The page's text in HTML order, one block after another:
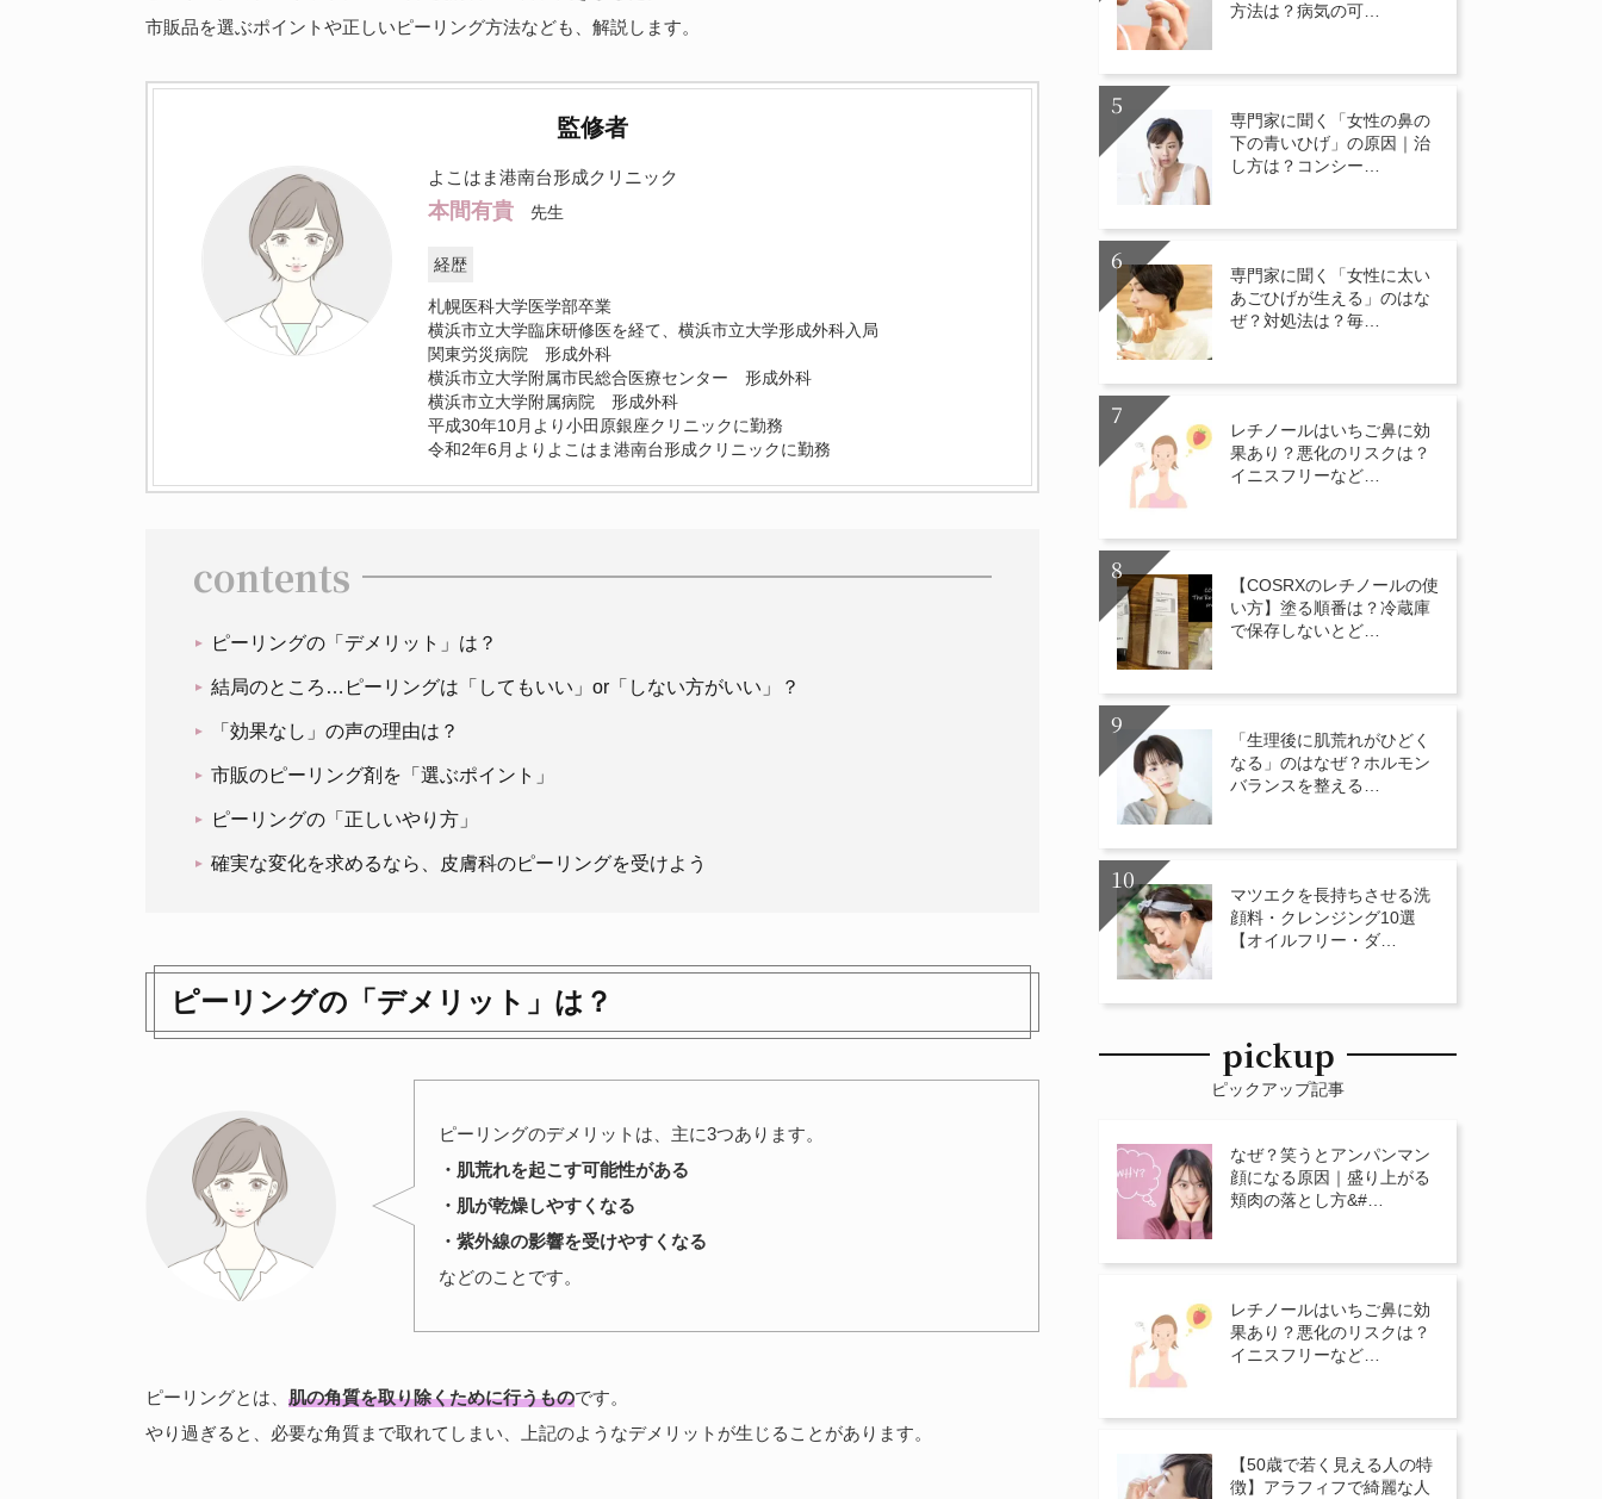
市販品を選ぶポイントや正しいピーリング方法なども、解説します。
監修者
よこはま港南台形成クリニック
本間有貴 先生
経歴
札幌医科大学医学部卒業
横浜市立大学臨床研修医を経て、横浜市立大学形成外科入局
関東労災病院 形成外科
横浜市立大学附属市民総合医療センター 形成外科
横浜市立大学附属病院 形成外科
平成30年10月より小田原銀座クリニックに勤務
令和2年6月よりよこはま港南台形成クリニックに勤務
contents
ピーリングの「デメリット」は？
結局のところ…ピーリングは「してもいい」or「しない方がいい」？
「効果なし」の声の理由は？
市販のピーリング剤を「選ぶポイント」
ピーリングの「正しいやり方」
確実な変化を求めるなら、皮膚科のピーリングを受けよう
ピーリングの「デメリット」は？
ピーリングのデメリットは、主に3つあります。
・肌荒れを起こす可能性がある
・肌が乾燥しやすくなる
・紫外線の影響を受けやすくなる
などのことです。
ピーリングとは、 肌の角質を取り除くために行うものです。
やり過ぎると、必要な角質まで取れてしまい、上記のようなデメリットが生じることがあります。
方法は？病気の可…
専門家に聞く「女性の鼻の
下の青いひげ」の原因｜治
し方は？コンシー…
専門家に聞く「女性に太い
あごひげが生える」のはな
ぜ？対処法は？毎…
レチノールはいちご鼻に効
果あり？悪化のリスクは？
イニスフリーなど…
【COSRXのレチノールの使
い方】塗る順番は？冷蔵庫
で保存しないとど…
「生理後に肌荒れがひどく
なる」のはなぜ？ホルモン
バランスを整える…
マツエクを長持ちさせる洗
顔料・クレンジング10選
【オイルフリー・ダ…
pickup
ピックアップ記事
なぜ？笑うとアンパンマン
顔になる原因｜盛り上がる
頬肉の落とし方&#…
レチノールはいちご鼻に効
果あり？悪化のリスクは？
イニスフリーなど…
【50歳で若く見える人の特
徴】アラフィフで綺麗な人